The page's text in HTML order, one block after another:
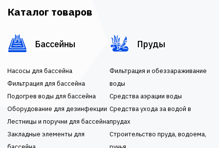
Каталог товаров
Бассейны
Насосы для бассейна
Фильтрация для бассейна
Подогрев воды для бассейна
Оборудование для дезинфекции
Лестницы и поручни для бассейна
Закладные элементы для
Пруды
Фильтрация и обеззараживание
воды
Средства аэрации воды
Средства ухода за водой в
прудах
Строительство пруда, водоема,